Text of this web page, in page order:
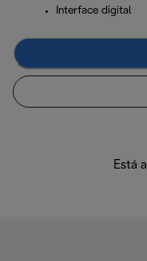
Interface digital
Está